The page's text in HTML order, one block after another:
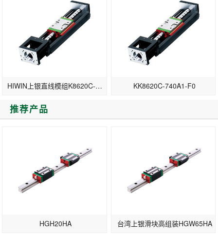
HIWIN上银直线模组K8620C-340A1-F0 KK8620C-740A1-F0
推荐产品
HGH20HA 台湾上银滑块高组装HGW65HA